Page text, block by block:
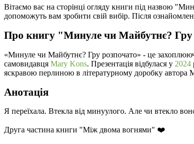
Вітаємо вас на сторінці огляду книги під назвою
допоможуть вам зробити свій вибір. Після
Про книгу "Минуле чи Майбутнє? Гру
«Минуле чи Майбутнє? Гру розпочато» - це
самовидавця Mary Kons. Презентація відбулася у 2024
яскравою перлиною в літературному доробку автора
Анотація
Я переїхала. Втекла від минуулого. Але чи втекло
Друга частина книги "Між двома вогнями" ❤️